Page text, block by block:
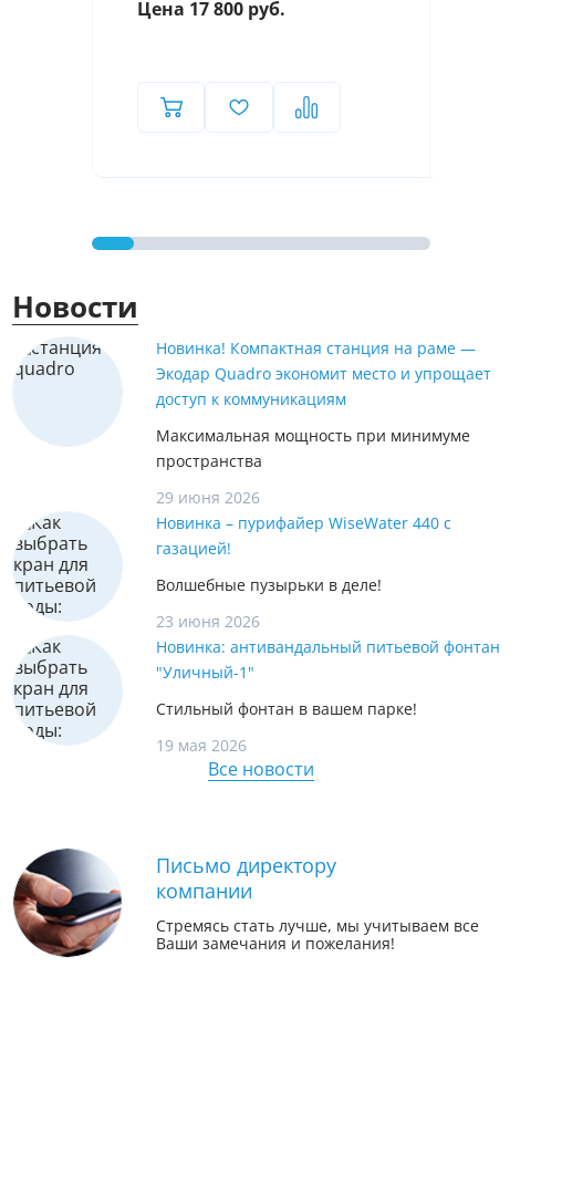
Цена 17 800 руб.
Новости
Новинка! Компактная станция на раме —
Экодар Quadro экономит место и упрощает
доступ к коммуникациям
Максимальная мощность при минимуме
пространства
29 июня 2026
Новинка – пурифайер WiseWater 440 с
газацией!
Волшебные пузырьки в деле!
23 июня 2026
Новинка: антивандальный питьевой фонтан
"Уличный-1"
Стильный фонтан в вашем парке!
19 мая 2026
Все новости
Письмо директору
компании
Стремясь стать лучше, мы учитываем все
Ваши замечания и пожелания!